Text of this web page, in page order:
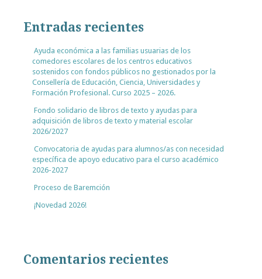
Entradas recientes
Ayuda económica a las familias usuarias de los
comedores escolares de los centros educativos
sostenidos con fondos públicos no gestionados por la
Consellería de Educación, Ciencia, Universidades y
Formación Profesional. Curso 2025 – 2026.
Fondo solidario de libros de texto y ayudas para
adquisición de libros de texto y material escolar
2026/2027
Convocatoria de ayudas para alumnos/as con necesidad
específica de apoyo educativo para el curso académico
2026-2027
Proceso de Baremción
¡Novedad 2026!
Comentarios recientes